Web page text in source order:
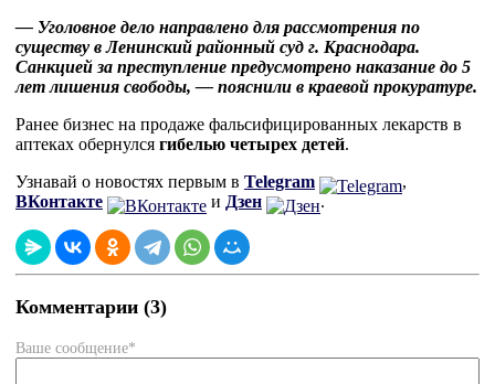
— Уголовное дело направлено для рассмотрения по
существу в Ленинский районный суд г. Краснодара.
Санкцией за преступление предусмотрено наказание до 5
лет лишения свободы, — пояснили в краевой прокуратуре.
Ранее бизнес на продаже фальсифицированных лекарств в
аптеках обернулся гибелью четырех детей.
Узнавай о новостях первым в Telegram
,
ВКонтакте
и Дзен .
Комментарии (3)
Ваше сообщение*